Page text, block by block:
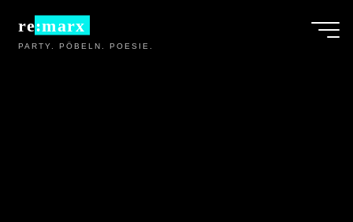
Inhaltre:marx
PARTY. PÖBELN. POESIE.